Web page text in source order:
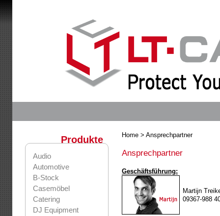
Produkte
Audio
Automotive
B-Stock
Casemöbel
Catering
DJ Equipment
Home > Ansprechpartner
Ansprechpartner
Geschäftsführung:
Martijn
09367-988